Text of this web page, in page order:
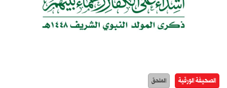
الصحيفة الورقية الملحق